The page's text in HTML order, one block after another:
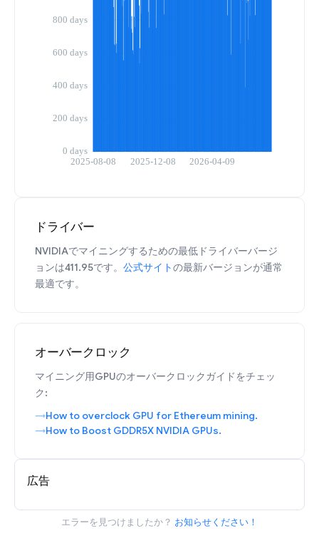
ドライバー
NVIDIAでマイニングするための最低ドライバーバージ
ョンは411.95です。 公式サイトの最新バージョンが通常
最適です。
オーバークロック
マイニング用GPUのオーバークロックガイドをチェッ
ク:
How to overclock GPU for Ethereum mining.
How to Boost GDDR5X NVIDIA GPUs.
広告
エラーを見つけましたか？ お知らせください！